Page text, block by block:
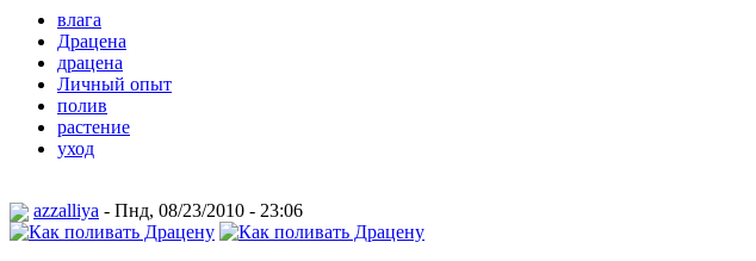
влага
Драцена
драцена
Личный опыт
полив
растение
уход
azzalliya - Пнд, 08/23/2010 - 23:06